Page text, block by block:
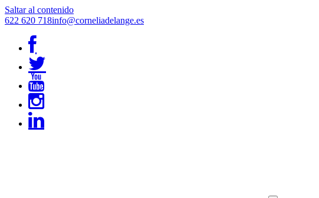
Saltar al contenido
622 620 718info@corneliadelange.es